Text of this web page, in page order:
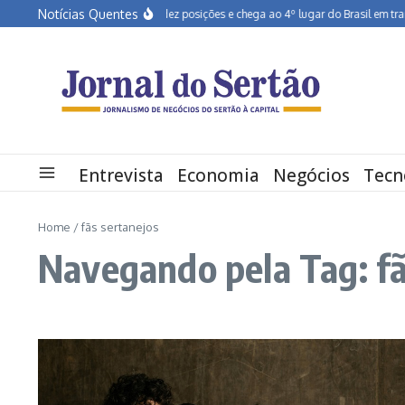
Ir para o conteúdo
Notícias Quentes
Pernambuco salta dez posições e chega ao 4º lugar do Brasil em
Entrevista Economia Negócios
Home /fãs sertanejos
Navegando pela Tag: